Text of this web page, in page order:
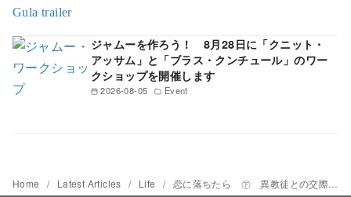
2026-08-05 Event
ジャムーを作ろう！ 8月28日に「クニット・
アッサム」と「ブラス・クンチュール」のワー
クショップを開催します
Home Latest Articles Life 恋に落ちたら ㊦ 異教徒との交際、その結末 【ぼくせん〜ロンボク先生日記】#7